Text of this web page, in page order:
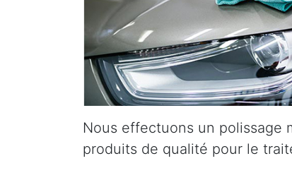
Nous effectuons un polissage
produits de qualité pour le